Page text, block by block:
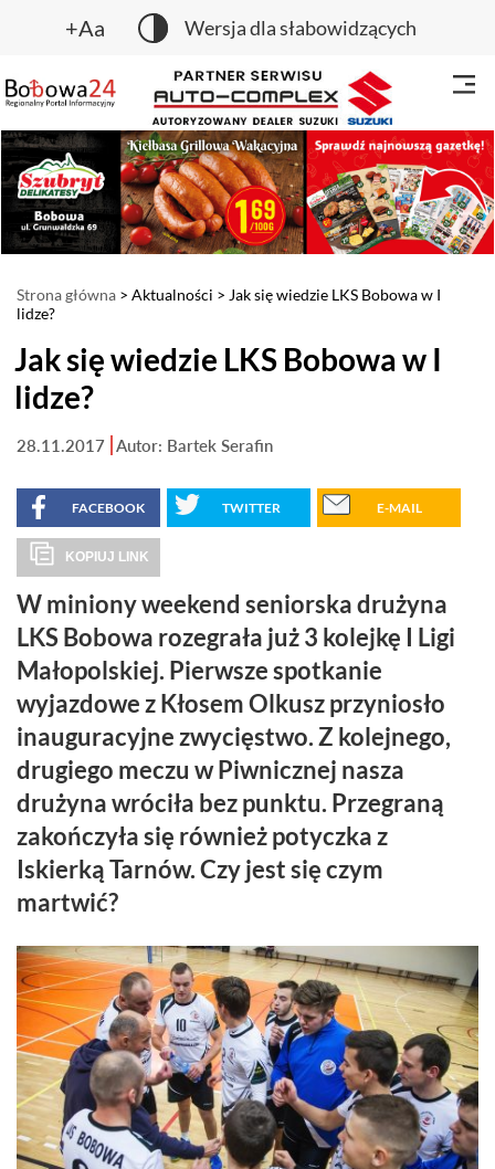
+Aa Wersja dla słabowidzących
Strona główna > Aktualności > Jak się wiedzie LKS Bobowa w I
lidze?
Jak się wiedzie LKS Bobowa w I
lidze?
28.11.2017 Autor: Bartek Serafin
FACEBOOK TWITTER E-MAIL
KOPIUJ LINK
W miniony weekend seniorska drużyna
LKS Bobowa rozegrała już 3 kolejkę I Ligi
Małopolskiej. Pierwsze spotkanie
wyjazdowe z Kłosem Olkusz przyniosło
inauguracyjne zwycięstwo. Z kolejnego,
drugiego meczu w Piwnicznej nasza
drużyna wróciła bez punktu. Przegraną
zakończyła się również potyczka z
Iskierką Tarnów. Czy jest się czym
martwić?